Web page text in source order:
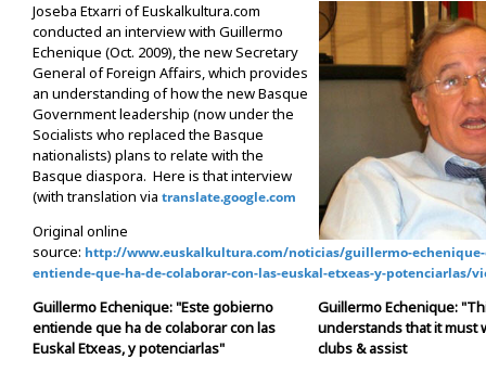
Joseba Etxarri of Euskalkultura.com
conducted an interview with Guillermo
Echenique (Oct. 2009), the new Secretary
General of Foreign Affairs, which provides
an understanding of how the new Basque
Government leadership (now under the
Socialists who replaced the Basque
nationalists) plans to relate with the
Basque diaspora. Here is that interview
(with translation via translate.google.com
Original online
source: http://www.euskalkultura.com/noticias/guillermo-
entiende-que-ha-de-colaborar-con-las-euskal-etxeas-y-potenciarlas/
Guillermo Echenique: "Este gobierno
entiende que ha de colaborar con las
Euskal Etxeas, y potenciarlas"
Guillermo Echenique:
understands that it must
clubs & assist